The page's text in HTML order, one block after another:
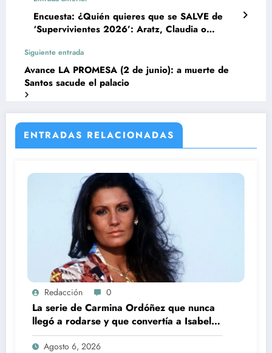
Encuesta: ¿Quién quieres que se SALVE de
‘Supervivientes 2026’: Aratz, Claudia o
Siguiente entrada
Avance LA PROMESA (2 de junio): a muerte de
Santos sacude el palacio
ENTRADAS RELACIONADAS
Redacción 0
La serie de Carmina Ordóñez que nunca
llegó a rodarse y que convertía a Isabel
Pantoja en la gran antagonista
Agosto 6, 2026